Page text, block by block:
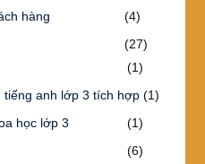
hàng
(4)
(27)
(1)
tiếng anh lớp 3 tích hợp(1)
học lớp 3
(1)
(6)